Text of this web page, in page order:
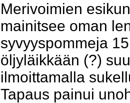
Merivoimien
mainitsee oman
syvyyspommeja
öljyläikkään (?)
ilmoittamalla
Tapaus painui